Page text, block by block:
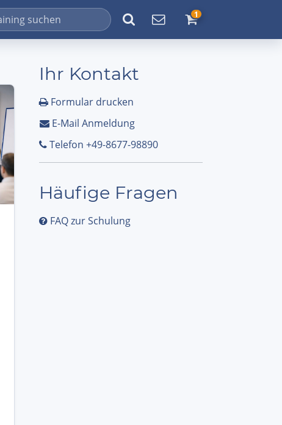
1
Ihr Kontakt
Formular drucken
E-Mail Anmeldung
Telefon +49-8677-98890
Häufige Fragen
FAQ zur Schulung